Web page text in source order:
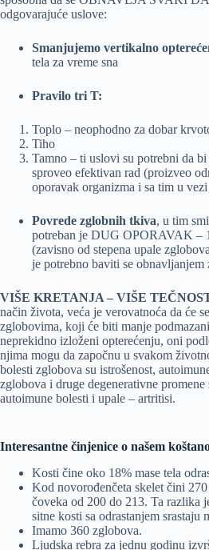
odgovarajuće uslove:
Smanjujemo vertikalno
tela za vreme sna
Pravilo tri T:
Toplo – neophodno za dobar
Tiho
Tamno – ti uslovi su potrebni da
sproveo efektivan rad (proizveo
oporavak organizma i sa tim u
Povrede zglobnih tkiva, u tim
potreban je DUG OPORAVAK –
(zavisno od stepena upale
je potrebno baviti se obnavljanjem
VIŠE KRETANJA – VIŠE
način života, veća je verovatnoća da će
zglobovima, koji će biti manje
neprekidno izloženi opterećenju, oni
njima mogu da započnu u svakom
bolesti zglobova su istrošenost,
zglobova i druge degenerativne promene
autoimune bolesti i upale – artritisi.
Interesantne činjenice o našem
Kosti čine oko 18% mase tela
Kod novorođenčeta skelet čini
čoveka od 200 do 213. Ta razlika
sitne kosti sa odrastanjem srastaju
Imamo 360 zglobova.
Ljudska rebra za jednu godinu